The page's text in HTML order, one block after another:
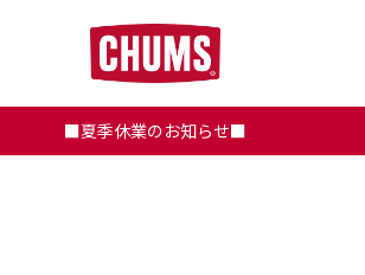
■夏季休業のお知らせ■